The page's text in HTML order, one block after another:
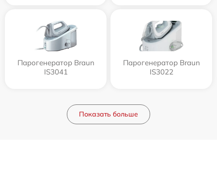
Парогенератор Braun
IS3041
Парогенератор Braun
IS3022
Показать больше